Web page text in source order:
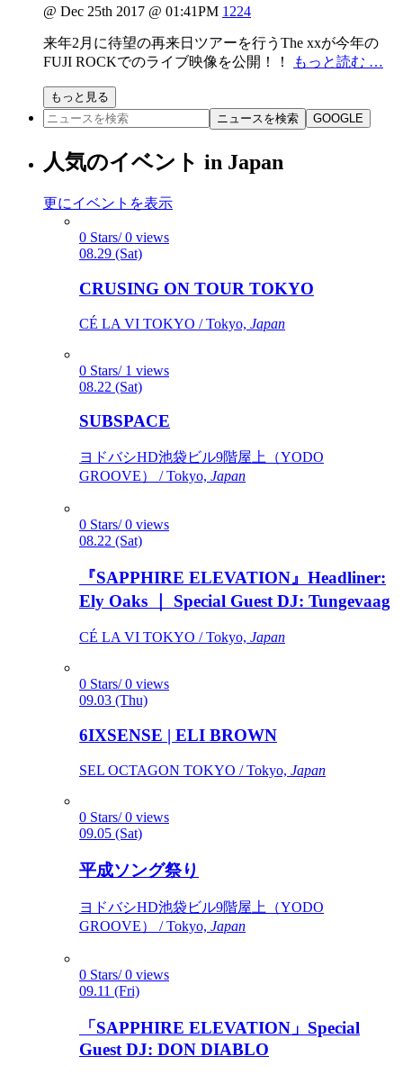
@ Dec 25th 2017 @ 01:41PM 1224
来年2月に待望の再来日ツアーを行うThe xxが今年の
FUJI ROCKでのライブ映像を公開！！
もっと読む …
もっと見る
ニュースを検索
GOOGLE
人気のイベント in Japan
更にイベントを表示
0 Stars/ 0 views
08.29 (Sat)
CRUSING ON TOUR TOKYO
CÉ LA VI TOKYO / Tokyo, Japan
0 Stars/ 1 views
08.22 (Sat)
SUBSPACE
ヨドバシHD池袋ビル9階屋上（YODO
GROOVE） / Tokyo, Japan
0 Stars/ 0 views
08.22 (Sat)
『SAPPHIRE ELEVATION』Headliner:
Ely Oaks ｜ Special Guest DJ: Tungevaag
CÉ LA VI TOKYO / Tokyo, Japan
0 Stars/ 0 views
09.03 (Thu)
6IXSENSE | ELI BROWN
SEL OCTAGON TOKYO / Tokyo, Japan
0 Stars/ 0 views
09.05 (Sat)
平成ソング祭り
ヨドバシHD池袋ビル9階屋上（YODO
GROOVE） / Tokyo, Japan
0 Stars/ 0 views
09.11 (Fri)
「SAPPHIRE ELEVATION」Special
Guest DJ: DON DIABLO